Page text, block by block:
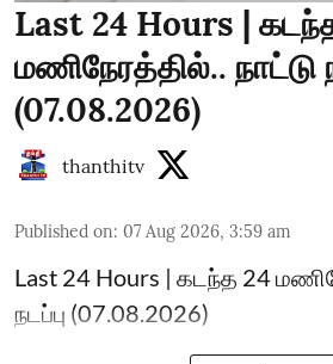
Last 24 Hours |
மணிநேரத்தில்.. நாட்டு
(07.08.2026)
thanthitv
Published on: 07 Aug 2026, 3:59 am
Last 24 Hours | கடந்த 24
நடப்பு (07.08.2026)